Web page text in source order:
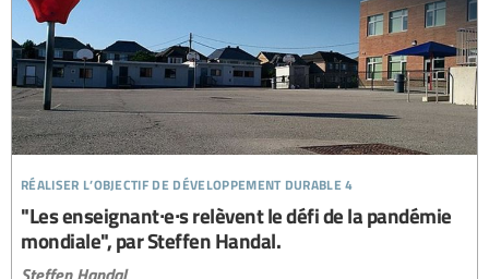
réaliser l’objectif de développement durable 4
"Les enseignant∙e∙s relèvent le défi de la pandémie
mondiale", par Steffen Handal.
Steffen Handal